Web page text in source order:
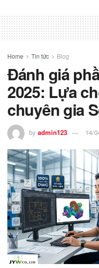
Home Tin tức Blog
Đánh giá
2025: Lựa
chuyên gia
by admin123 14/